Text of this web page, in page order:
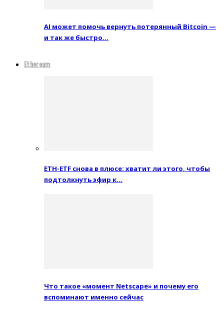
AI может помочь вернуть потерянный Bitcoin —
и так же быстро…
Ethereum
ETH-ETF снова в плюсе: хватит ли этого, чтобы
подтолкнуть эфир к…
Что такое «момент Netscape» и почему его
вспоминают именно сейчас